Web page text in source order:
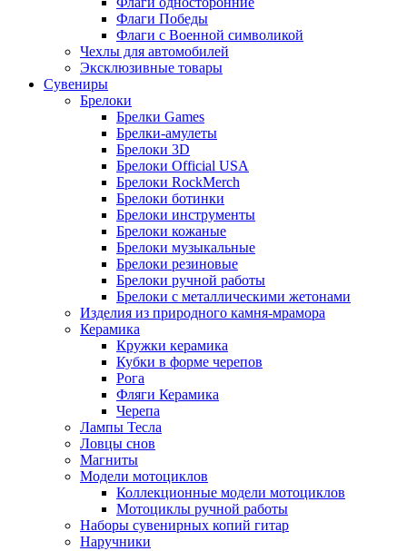
Флаги Победы
Флаги с Военной символикой
Чехлы для автомобилей
Эксклюзивные товары
Сувениры
Брелоки
Брелки Games
Брелки-амулеты
Брелоки 3D
Брелоки Official USA
Брелоки RockMerch
Брелоки ботинки
Брелоки инструменты
Брелоки кожаные
Брелоки музыкальные
Брелоки резиновые
Брелоки ручной работы
Брелоки с металлическими жетонами
Изделия из природного камня-мрамора
Керамика
Кружки керамика
Кубки в форме черепов
Рога
Фляги Керамика
Черепа
Лампы Тесла
Ловцы снов
Магниты
Модели мотоциклов
Коллекционные модели мотоциклов
Мотоциклы ручной работы
Наборы сувенирных копий гитар
Наручники